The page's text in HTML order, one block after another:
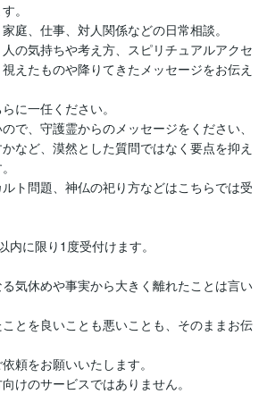
。
庭、仕事、対人関係などの日常相談。
の気持ちや考え方、スピリチュアルアクセ
えたものや降りてきたメッセージをお伝え
に一任ください。
で、守護霊からのメッセージをください、
など、漠然とした質問ではなく要点を抑え
ト問題、神仏の祀り方などはこちらでは受
内に限り1度受付けます。
気休めや事実から大きく離れたことは言い
とを良いことも悪いことも、そのままお伝
頼をお願いいたします。
けのサービスではありません。